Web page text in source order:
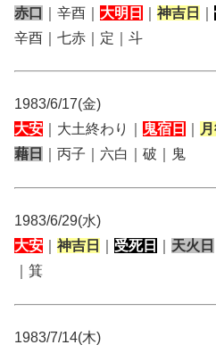
赤口 ｜辛酉｜ 大明日 神吉日
辛酉｜七赤｜定｜斗
1983/6/17(金)
大安 ｜大土終わり｜ 鬼宿日
藉日
｜丙子｜六白｜破｜鬼
1983/6/29(水)
大安
神吉日 受死日 天火日
｜箕
1983/7/14(木)